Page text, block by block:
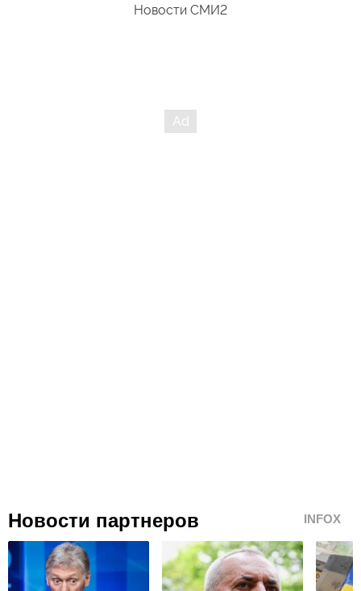
Новости СМИ2
Новости партнеров INFOX